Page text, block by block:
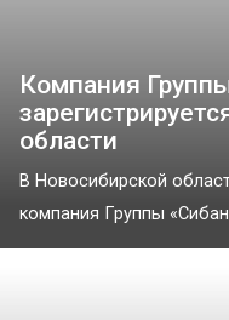
Компания
области
В Новосибирской
компания Группы